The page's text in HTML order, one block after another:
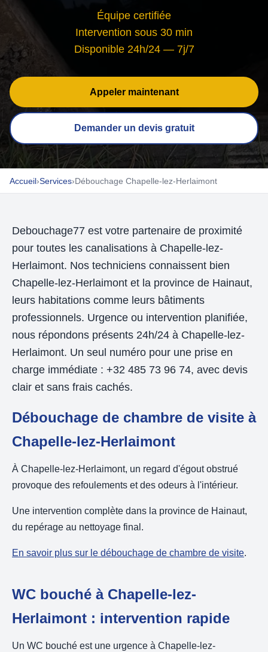
Équipe certifiée
Intervention sous 30 min
Disponible 24h/24 — 7j/7
Appeler maintenant
Demander un devis gratuit
Accueil›Services›Débouchage Chapelle-lez-Herlaimont
Debouchage77 est votre partenaire de proximité
pour toutes les canalisations à Chapelle-lez-
Herlaimont. Nos techniciens connaissent bien
Chapelle-lez-Herlaimont et la province de Hainaut,
leurs habitations comme leurs bâtiments
professionnels. Urgence ou intervention planifiée,
nous répondons présents 24h/24 à Chapelle-lez-
Herlaimont. Un seul numéro pour une prise en
charge immédiate : +32 485 73 96 74, avec devis
clair et sans frais cachés.
Débouchage de chambre de visite à
Chapelle-lez-Herlaimont
À Chapelle-lez-Herlaimont, un regard d'égout obstrué
provoque des refoulements et des odeurs à l'intérieur.
Une intervention complète dans la province de Hainaut,
du repérage au nettoyage final.
En savoir plus sur le débouchage de chambre de visite.
WC bouché à Chapelle-lez-
Herlaimont : intervention rapide
Un WC bouché est une urgence à Chapelle-lez-